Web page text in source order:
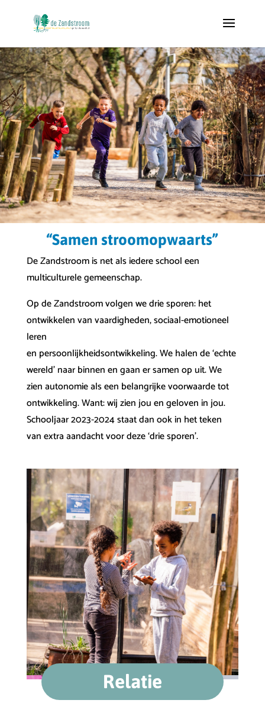
“Samen stroomopwaarts”
De Zandstroom is net als iedere school een
multiculturele gemeenschap.
Op de Zandstroom volgen we drie sporen: het
ontwikkelen van vaardigheden, sociaal-emotioneel
leren
en persoonlijkheidsontwikkeling. We halen de ‘echte
wereld’ naar binnen en gaan er samen op uit. We
zien autonomie als een belangrijke voorwaarde tot
ontwikkeling. Want: wij zien jou en geloven in jou.
Schooljaar 2023-2024 staat dan ook in het teken
van extra aandacht voor deze ‘drie sporen’.
Relatie